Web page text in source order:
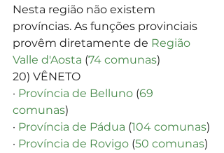
Nesta região não existem
províncias. As funções provinciais
provêm diretamente de Região
Valle d'Aosta (74 comunas)
20) VÊNETO
· Província de Belluno (69
comunas)
· Província de Pádua (104 comunas)
· Província de Rovigo (50 comunas)